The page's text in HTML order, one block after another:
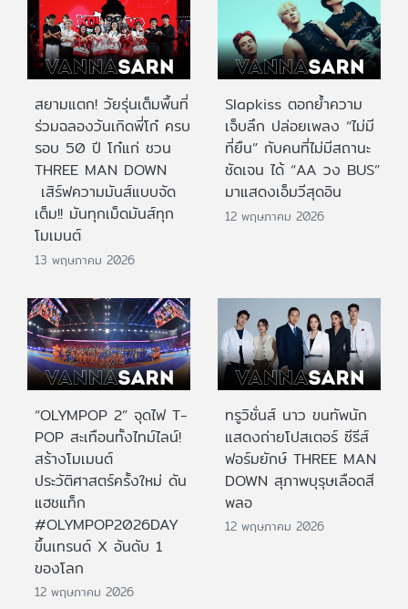
สยามแตก! วัยรุ่นเต็มพื้นที่
ร่วมฉลองวันเกิดพี่โก๋ ครบ
รอบ 50 ปี โก๋แก่ ชวน
THREE MAN DOWN
เสิร์ฟความมันส์แบบจัด
เต็ม!! มันทุกเม็ดมันส์ทุก
โมเมนต์
13 พฤษภาคม 2026
Slapkiss ตอกย้ำความ
เจ็บลึก ปล่อยเพลง “ไม่มี
ที่ยืน” กับคนที่ไม่มีสถานะ
ชัดเจน ได้ “AA วง BUS”
มาแสดงเอ็มวีสุดอิน
12 พฤษภาคม 2026
“OLYMPOP 2” จุดไฟ T-
POP สะเทือนทั้งไทม์ไลน์!
สร้างโมเมนต์
ประวัติศาสตร์ครั้งใหม่ ดัน
แฮชแท็ก
#OLYMPOP2026DAY
ขึ้นเทรนด์ X อันดับ 1
ของโลก
12 พฤษภาคม 2026
ทรูวิชั่นส์ นาว ขนทัพนัก
แสดงถ่ายโปสเตอร์ ซีรีส์
ฟอร์มยักษ์ THREE MAN
DOWN สุภาพบุรุษเลือดสี
พลอ
12 พฤษภาคม 2026